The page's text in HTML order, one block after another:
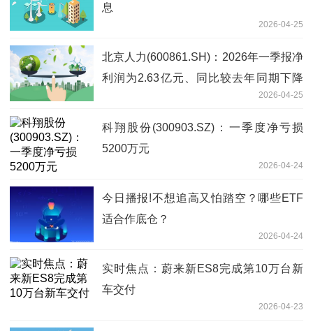
息
2026-04-25
北京人力(600861.SH)：2026年一季报净
利润为2.63亿元、同比较去年同期下降
2026-04-25
科翔股份(300903.SZ)：一季度净亏损
5200万元
2026-04-24
今日播报!不想追高又怕踏空？哪些ETF
适合作底仓？
2026-04-24
实时焦点：蔚来新ES8完成第10万台新
车交付
2026-04-23